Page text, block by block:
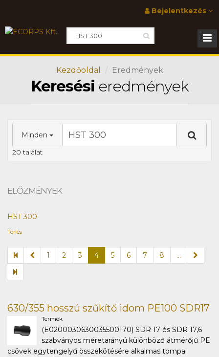
Bejelentkezés
Kezdőoldal Eredmények
Keresési eredmények
Minden
20 találat
ELŐZMÉNYEK
HST 300
Törlés
1 2 3 4 5 6 7 8 ...
630/355 hosszú szűkítő idom PE100 SDR17
Termék
(E0200030630035500170) SDR 17 és SDR 17,6
szabványos méretarányú különböző átmérőjű PE
csövek egytengelyű összekötésére alkalmas tompa